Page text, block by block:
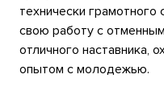
технически
свою работу с
отличного наставника,
опытом с молодежью.